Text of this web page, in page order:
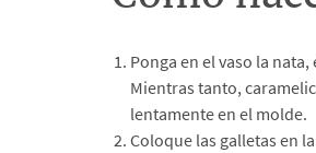
Ponga en el vaso la
Mientras tanto,
lentamente en el molde.
Coloque las galletas en